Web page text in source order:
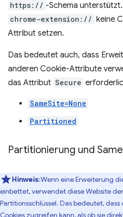
https:// -Schema
chrome-extension:// keine
Attribut setzen.
Das bedeutet auch, dass
anderen Cookie-Attribute
das Attribut Secure
SameSite=None
Partitioned
Partitionierung und Same
Hinweis:Wenn eine Erweiterung
einbettet, verwendet diese Website
Partitionsschlüssel. Das bedeutet,
Cookies zugreifen kann, als ob sie